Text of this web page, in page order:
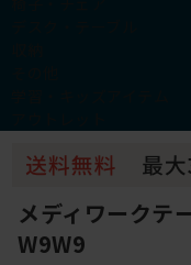
メディワークテ
W9W9